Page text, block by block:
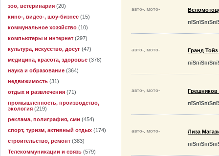
зоо, ветеринария (20)
кино-, видео-, шоу-бизнес (15)
коммунальное хозяйство (10)
компьютеры и интернет (297)
культура, искусство, досуг (47)
медицина, красота, здоровье (378)
наука и образование (364)
недвижимость (31)
отдых и развлечения (71)
промышленность, производство,
экология (219)
реклама, полиграфия, сми (454)
спорт, туризм, активный отдых (174)
строительство, ремонт (383)
Телекоммуникации и связь (579)
авто-, мото-
авто-, мото- Гранд
авто-, мото-
авто-, мото- Лиза